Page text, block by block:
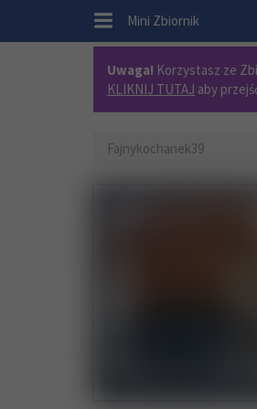
. Mini Zbiornik
Uwaga! Korzystasz ze
KLIKNIJ TUTAJ aby
Fajnykochanek39